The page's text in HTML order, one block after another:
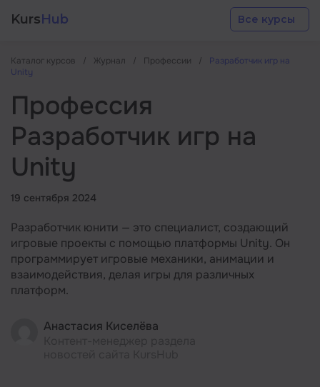
KursHub Все курсы
Каталог курсов Журнал Профессии
Разработчик игр на
Unity
Профессия
Разработчик игр на
Unity
19 сентября 2024
Разработчик юнити — это специалист, создающий
игровые проекты с помощью платформы Unity. Он
программирует игровые механики, анимации и
взаимодействия, делая игры для различных
платформ.
Анастасия Киселёва
Разработка
Маркетинг
Дизайн
Аналитика